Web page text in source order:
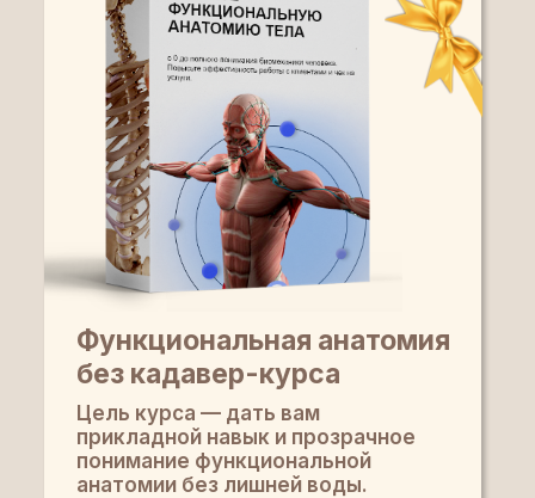
Функциональная анатомия
без кадавер-курса
Цель курса — дать вам
прикладной навык и прозрачное
понимание функциональной
анатомии без лишней воды.